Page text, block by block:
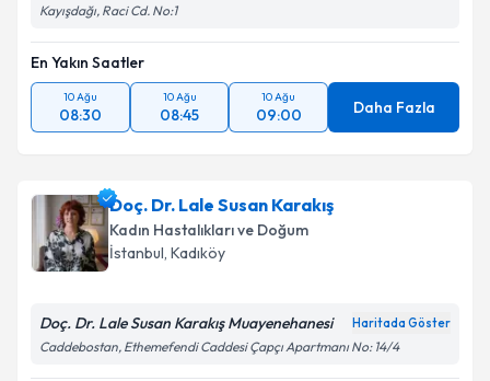
Kayışdağı, Raci Cd. No:1
En Yakın Saatler
10 Ağu
08:30
10 Ağu
08:45
10 Ağu
09:00 Daha Fazla
Doç. Dr. Lale Susan Karakış
Kadın Hastalıkları ve Doğum
İstanbul, Kadıköy
Doç. Dr. Lale Susan Karakış Muayenehanesi Haritada Göster
Caddebostan, Ethemefendi Caddesi Çapçı Apartmanı No: 14/4